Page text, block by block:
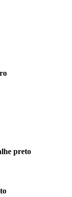
preto